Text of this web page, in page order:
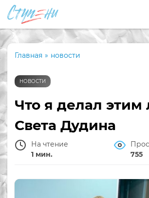
Главная » новости
НОВОСТИ
Что я делал этим
Света Дудина
На чтение
1 мин.
755